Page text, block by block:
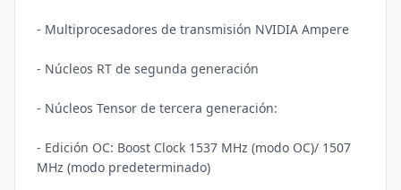
- Multiprocesadores de transmisión NVIDIA Ampere
- Núcleos RT de segunda generación
- Núcleos Tensor de tercera generación:
- Edición OC: Boost Clock 1537 MHz (modo OC)/ 1507
MHz (modo predeterminado)